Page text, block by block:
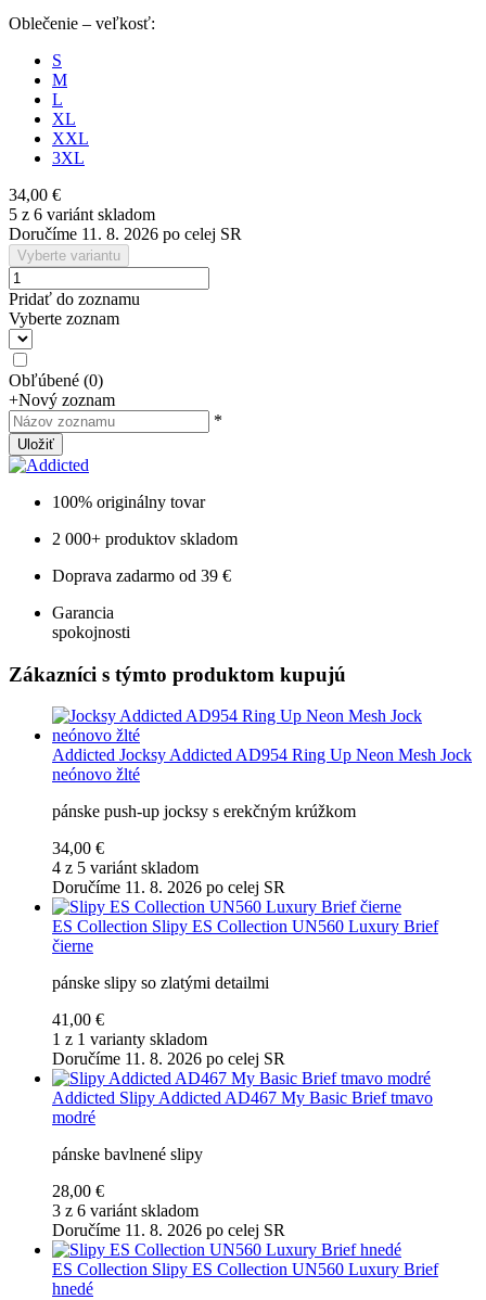
Oblečenie – veľkosť:
S
M
L
XL
XXL
3XL
34,00 €
5 z 6 variánt skladom
Doručíme 11. 8. 2026 po celej SR
Vyberte variantu
Pridať do zoznamu
Vyberte zoznam
Obľúbené (0)
+Nový zoznam
*
Uložiť
100% originálny tovar
2 000+ produktov skladom
Doprava zadarmo od 39 €
Garancia
spokojnosti
Zákazníci s týmto produktom kupujú
Addicted Jocksy Addicted AD954 Ring Up Neon Mesh Jock
neónovo žlté
pánske push-up jocksy s erekčným krúžkom
34,00 €
4 z 5 variánt skladom
Doručíme 11. 8. 2026 po celej SR
ES Collection Slipy ES Collection UN560 Luxury Brief
čierne
pánske slipy so zlatými detailmi
41,00 €
1 z 1 varianty skladom
Doručíme 11. 8. 2026 po celej SR
Addicted Slipy Addicted AD467 My Basic Brief tmavo
modré
pánske bavlnené slipy
28,00 €
3 z 6 variánt skladom
Doručíme 11. 8. 2026 po celej SR
ES Collection Slipy ES Collection UN560 Luxury Brief
hnedé